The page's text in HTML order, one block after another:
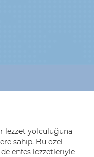
lezzet yolculuğuna
sahip. Bu özel
enfes lezzetleriyle